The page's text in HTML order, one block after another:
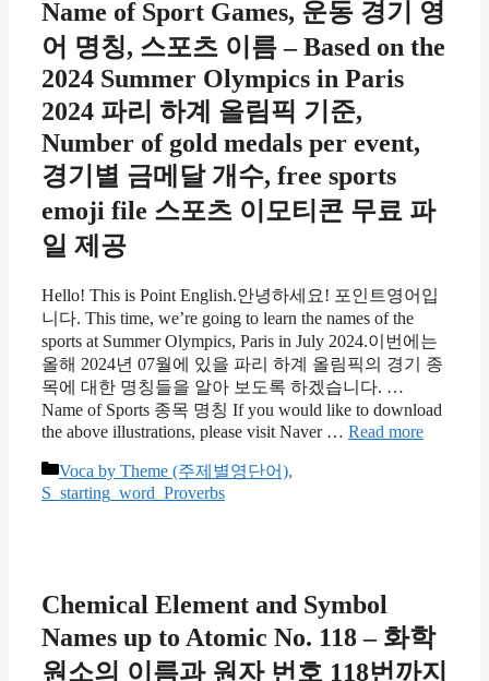
Name of Sport Games, 운동 경기 영
어 명칭, 스포츠 이름 – Based on the
2024 Summer Olympics in Paris
2024 파리 하계 올림픽 기준,
Number of gold medals per event,
경기별 금메달 개수, free sports
emoji file 스포츠 이모티콘 무료 파
일 제공
Hello! This is Point English.안녕하세요! 포인트영어입
니다. This time, we’re going to learn the names of the
sports at Summer Olympics, Paris in July 2024.이번에는
올해 2024년 07월에 있을 파리 하계 올림픽의 경기 종
목에 대한 명칭들을 알아 보도록 하겠습니다. …
Name of Sports 종목 명칭 If you would like to download
the above illustrations, please visit Naver … Read more
카
테
Voca by Theme (주제별영단어),
S_starting_word_Proverbs
Chemical Element and Symbol
Names up to Atomic No. 118 – 화학
원소의 이름과 원자 번호 118번까지